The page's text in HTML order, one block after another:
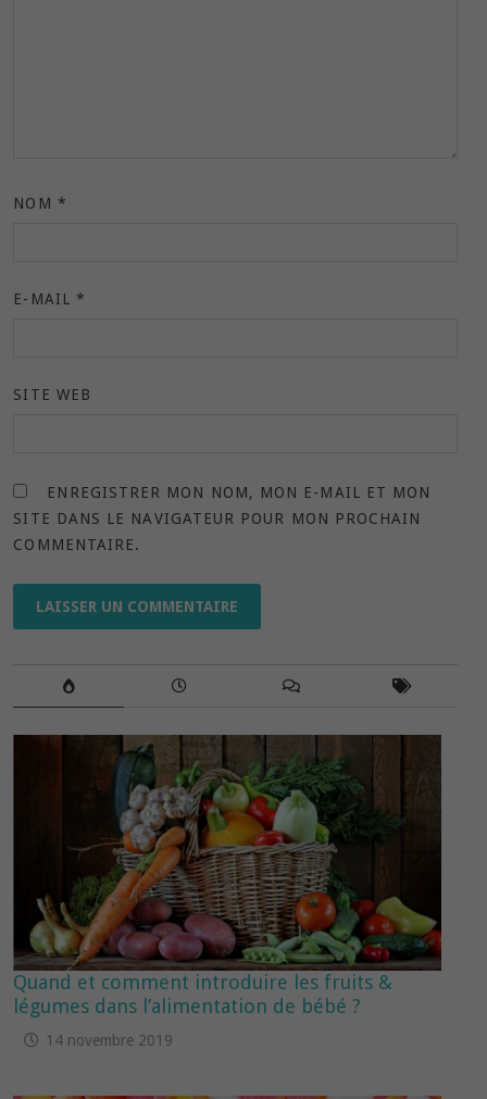
NOM *
E-MAIL *
SITE WEB
ENREGISTRER MON NOM, MON E-MAIL ET MON
SITE DANS LE NAVIGATEUR POUR MON PROCHAIN
COMMENTAIRE.
Quand et comment introduire les fruits &
légumes dans l’alimentation de bébé ?
14 novembre 2019